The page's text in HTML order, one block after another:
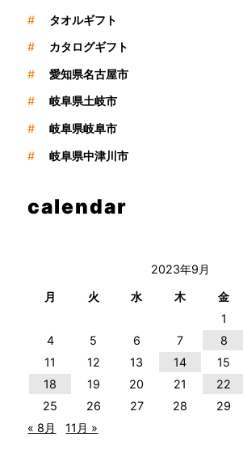
#
タオルギフト
#
カタログギフト
#
愛知県名古屋市
#
岐阜県土岐市
#
岐阜県岐阜市
#
岐阜県中津川市
calendar
2023年9月
月
火 水 木 金
1
4
5 6 7 8
11
12 13 14 15
18
19 20 21 22
25
26 27 28 29
« 8月
11月 »